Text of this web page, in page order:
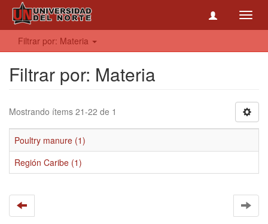
Filtrar por: Materia
Filtrar por: Materia
Mostrando ítems 21-22 de 1
Poultry manure (1)
Región Caribe (1)